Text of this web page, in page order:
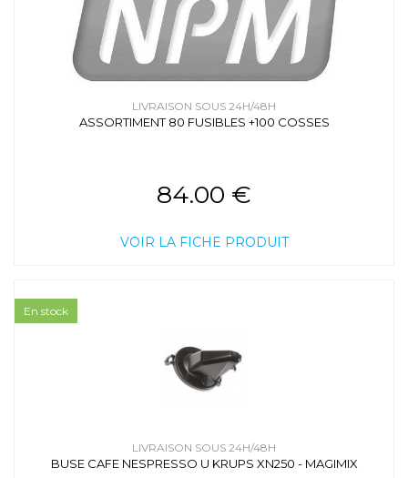
LIVRAISON SOUS 24H/48H
ASSORTIMENT 80 FUSIBLES +100 COSSES
84.00 €
VOIR LA FICHE PRODUIT
LIVRAISON SOUS 24H/48H
BUSE CAFE NESPRESSO U KRUPS XN250 - MAGIMIX
En stock